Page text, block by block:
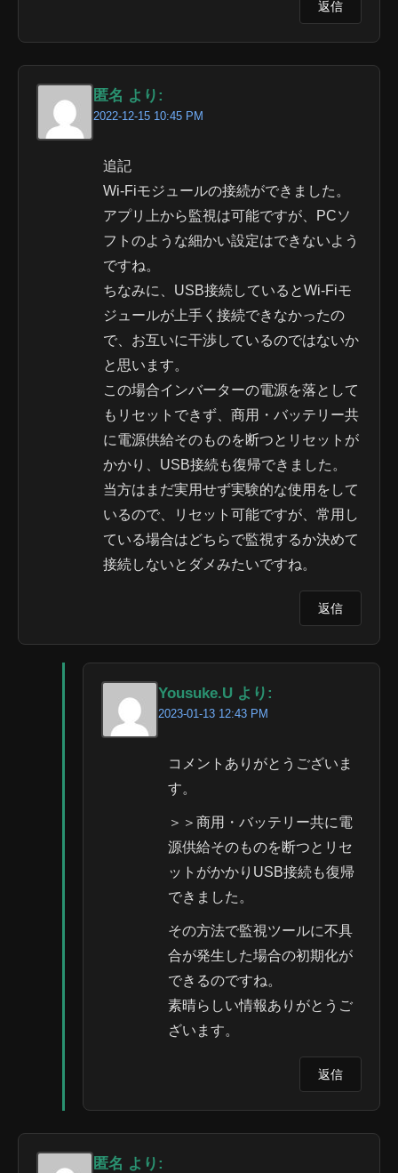
返信
匿名 より:
2022-12-15 10:45 PM
追記
Wi-Fiモジュールの接続ができました。
アプリ上から監視は可能ですが、PCソ
フトのような細かい設定はできないよう
ですね。
ちなみに、USB接続しているとWi-Fiモ
ジュールが上手く接続できなかったの
で、お互いに干渉しているのではないか
と思います。
この場合インバーターの電源を落として
もリセットできず、商用・バッテリー共
に電源供給そのものを断つとリセットが
かかり、USB接続も復帰できました。
当方はまだ実用せず実験的な使用をして
いるので、リセット可能ですが、常用し
ている場合はどちらで監視するか決めて
接続しないとダメみたいですね。
返信
Yousuke.U より:
2023-01-13 12:43 PM
コメントありがとうございま
す。
＞＞商用・バッテリー共に電
源供給そのものを断つとリセ
ットがかかりUSB接続も復帰
できました。
その方法で監視ツールに不具
合が発生した場合の初期化が
できるのですね。
素晴らしい情報ありがとうご
ざいます。
返信
匿名 より: